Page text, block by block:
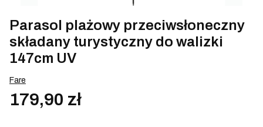
Parasol plażowy przeciwsłoneczny
składany turystyczny do walizki
147cm UV
Fare
179,90 zł